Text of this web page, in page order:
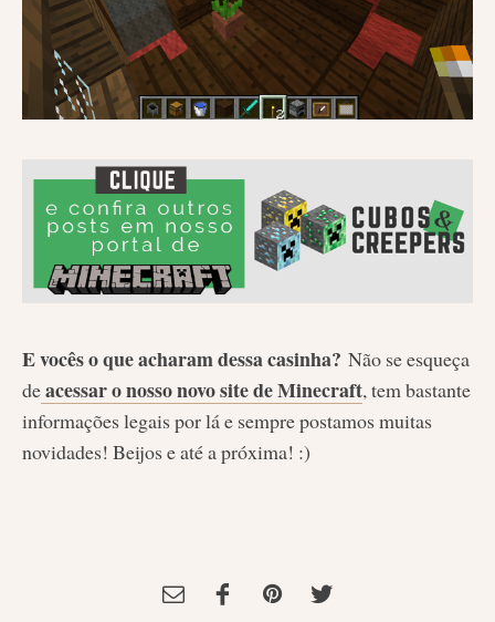
E vocês o que acharam dessa casinha? Não se esqueça
deacessar o nosso novo site de Minecraft, tem bastante
informações legais por lá e sempre postamos muitas
novidades! Beijos e até a próxima! :)